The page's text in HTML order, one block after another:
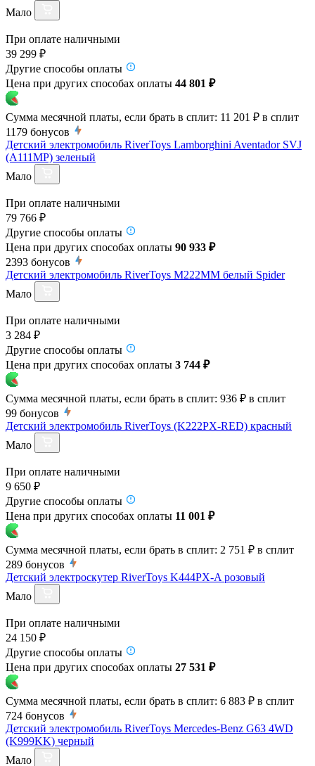
Мало
При оплате наличными
39 299 ₽
Другие способы оплаты
Цена при других способах оплаты 44 801 ₽
Сумма месячной платы, если брать в сплит: 11 201 ₽ в сплит
1179 бонусов
Детский электромобиль RiverToys Lamborghini Aventador SVJ
(A111MP) зеленый
Мало
При оплате наличными
79 766 ₽
Другие способы оплаты
Цена при других способах оплаты 90 933 ₽
2393 бонусов
Детский электромобиль RiverToys M222MM белый Spider
Мало
При оплате наличными
3 284 ₽
Другие способы оплаты
Цена при других способах оплаты 3 744 ₽
Сумма месячной платы, если брать в сплит: 936 ₽ в сплит
99 бонусов
Детский электромобиль RiverToys (K222PX-RED) красный
Мало
При оплате наличными
9 650 ₽
Другие способы оплаты
Цена при других способах оплаты 11 001 ₽
Сумма месячной платы, если брать в сплит: 2 751 ₽ в сплит
289 бонусов
Детский электроскутер RiverToys K444PX-A розовый
Мало
При оплате наличными
24 150 ₽
Другие способы оплаты
Цена при других способах оплаты 27 531 ₽
Сумма месячной платы, если брать в сплит: 6 883 ₽ в сплит
724 бонусов
Детский электромобиль RiverToys Mercedes-Benz G63 4WD
(K999KK) черный
Мало